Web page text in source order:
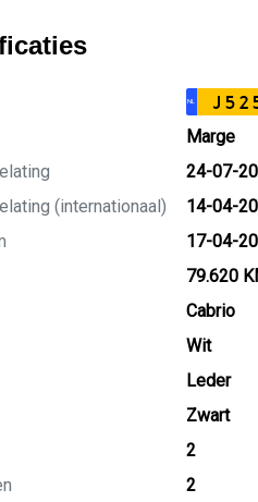
NL
Marge
24-07-
(internationaal)
14-04-
17-04-
79.620
Cabrio
Wit
Leder
Zwart
2
2